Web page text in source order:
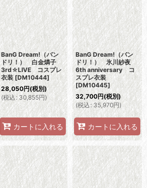
BanG Dream!（バン
ドリ！） 白金燐子
3rd☆LIVE コスプレ
衣装 [DM10444]
28,050円(税別)
(税込 : 30,855円)
カートに入れる
BanG Dream!（バン
ドリ！） 氷川紗夜
6th anniversary コ
スプレ衣装
[DM10445]
32,700円(税別)
(税込: 35,970円)
カートに入れる